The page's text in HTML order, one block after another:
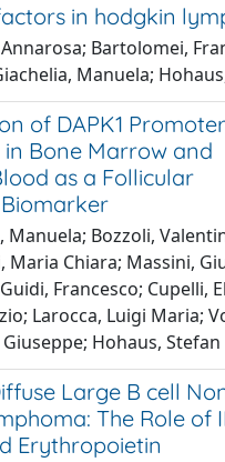
in hodgkin
Bartolomei,
Manuela;
of DAPK1 Promoter
Bone Marrow and
as a Follicular
Manuela; Bozzoli,
Maria Chiara; Massini,
Francesco; Cupelli,
Larocca, Luigi Maria;
Hohaus, Stefan
Large B cell
The Role of
Erythropoietin